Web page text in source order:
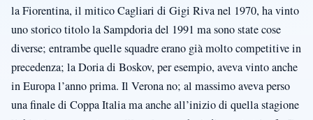
la Fiorentina, il mitico Cagliari di Gigi Riva nel 1970, ha vinto
uno storico titolo la Sampdoria del 1991 ma sono state cose
diverse; entrambe quelle squadre erano già molto competitive in
precedenza; la Doria di Boskov, per esempio, aveva vinto anche
in Europa l’anno prima. Il Verona no; al massimo aveva perso
una finale di Coppa Italia ma anche all’inizio di quella stagione